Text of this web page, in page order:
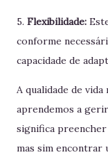
5. Flexibilidade:
conforme
capacidade de
A qualidade de
aprendemos a
significa preencher
mas sim encontrar